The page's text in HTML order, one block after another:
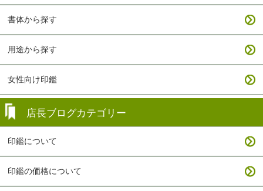
書体から探す
用途から探す
女性向け印鑑
店長ブログカテゴリー
印鑑について
印鑑の価格について